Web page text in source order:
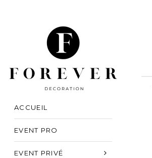
ACCUEIL
EVENT PRO
EVENT PRIVÉ